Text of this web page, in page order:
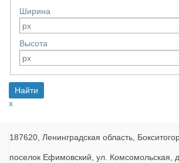
Ширина
Высота
x
187620, Ленинградская область,
поселок Ефимовский, ул. Комсомольская,